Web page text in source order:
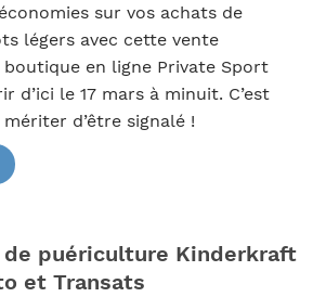
sur vos achats de
légers avec cette vente
en ligne Private Sport
d’ici le 17 mars à minuit. C’est
d’être signalé !
puériculture Kinderkraft
et Transats